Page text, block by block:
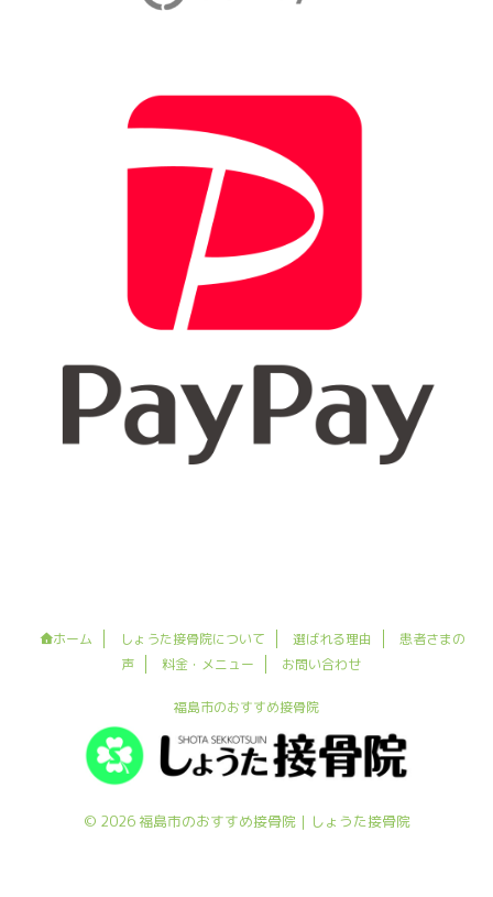
ホーム しょうた接骨院について 選ばれる理由
患者さまの
声
料金・メニュー お問い合わせ
福島市のおすすめ接骨院
© 2026 福島市のおすすめ接骨院｜しょうた接骨院